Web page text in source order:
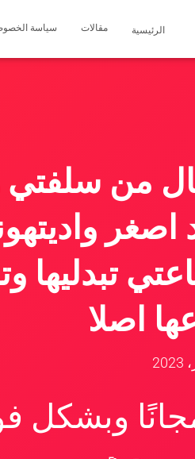
الرئيسية مقالات سياسة
من
تبدليها
اصلا
وبشكل